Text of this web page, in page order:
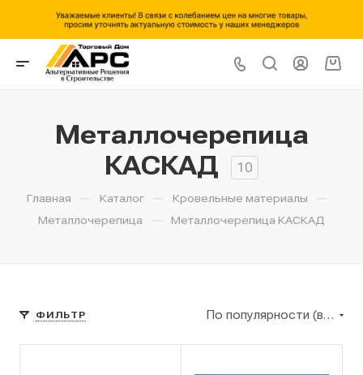
Металлочерепица
КАСКАД
10
Главная — Каталог — Кровельные материалы —
Металлочерепица — Металлочерепица КАСКАД
ФИЛЬТР По популярности (возрастание)